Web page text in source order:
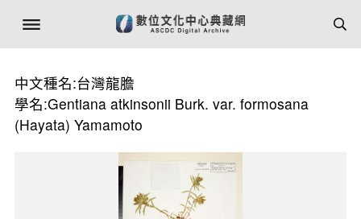
中文種名:台灣龍膽
學名:Gentiana atkinsonii Burk. var. formosana
(Hayata) Yamamoto